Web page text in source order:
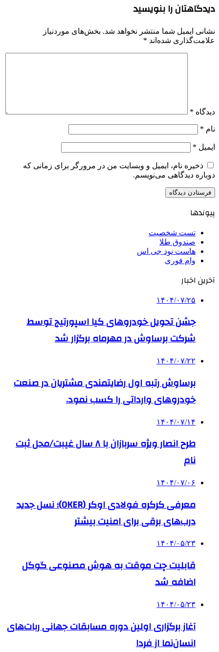
دیدگاهتان را بنویسید
نشانی ایمیل شما منتشر نخواهد شد. بخش‌های موردنیاز
علامت‌گذاری شده‌اند *
دیدگاه *
نام *
ایمیل *
ذخیره نام، ایمیل و وبسایت من در مرورگر برای زمانی که
دوباره دیدگاهی می‌نویسم.
پیوندها
تست شخصیت
صندوق طلا
هاست نود جی اس
وام فوری
آخرین اخبار
۱۴۰۴/۰۷/۲۵
جشن تحویل خودروهای کیا اسپورتیج توسط
شرکت برساوش در مهرماه برگزار شد
۱۴۰۴/۰۷/۲۲
برساوش رتبه اول رضایتمندی مشتریان در صنعت
خودروهای وارداتی را کسب نمود.
۱۴۰۴/۰۷/۱۴
طرح انصار ویژه سربازان با ۸ سال غیبت/محل ثبت
نام
۱۴۰۴/۰۷/۰۶
معرفی کرکره فولادی اوکر (OKER)؛ نسل جدید
درب‌های برقی برای امنیت بیشتر
۱۴۰۴/۰۵/۲۳
قابلیت چت موقت به هوش مصنوعی گوگل
اضافه شد
۱۴۰۴/۰۵/۲۳
آغاز برگزاری اولین دوره مسابقات جهانی ربات‌های
انسان‌نما از فردا